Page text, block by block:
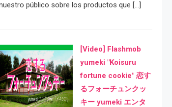
público sobre los productos que […]
[Video] Flashmob
yumeki "Koisuru
fortune cookie" 恋す
るフォーチュンクッ
キー yumeki エンタ